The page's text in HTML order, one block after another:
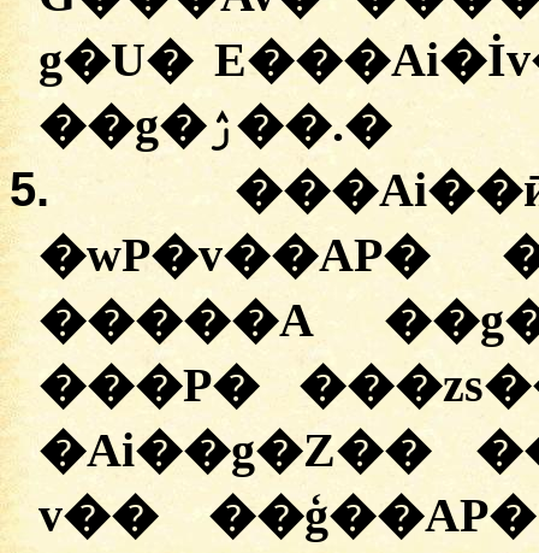
g�U�
��g�ۯ��.�
5.
�wP�v��AP�
�����A
���P�
�Ai��g�Z��
v��